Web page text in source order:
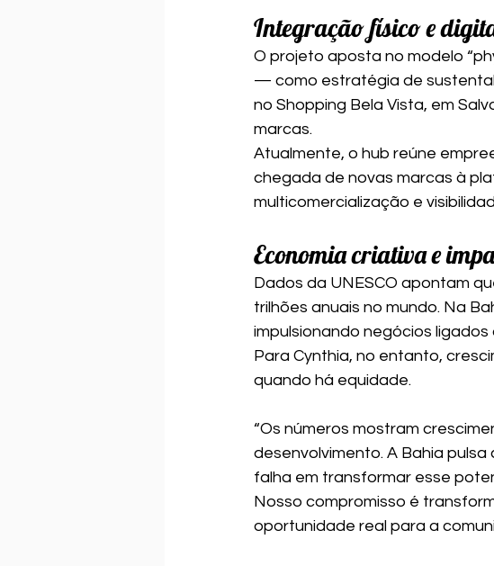
Integração físico e
O projeto aposta no modelo
— como estratégia de
no Shopping Bela Vista, em
marcas.
Atualmente, o hub reúne
chegada de novas marcas à
multicomercialização e
Economia criativa e
Dados da UNESCO apontam
trilhões anuais no mundo. Na
impulsionando negócios
Para Cynthia, no entanto,
quando há equidade.
“Os números mostram
desenvolvimento. A Bahia
falha em transformar esse
Nosso compromisso é
oportunidade real para a